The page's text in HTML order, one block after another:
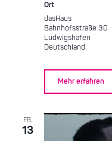
Ort
dasHaus
Bahnhofsstraße 30
Ludwigshafen
Deutschland
Mehr erfahren
FR.
13